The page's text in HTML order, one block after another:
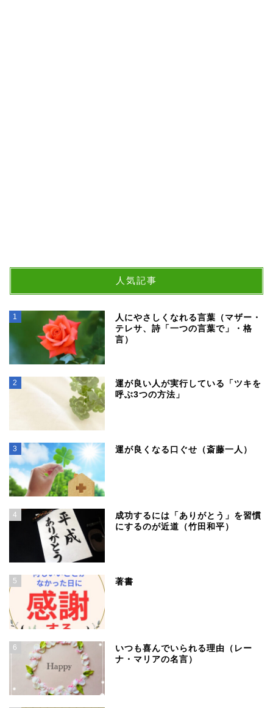
人気記事
1
人にやさしくなれる言葉（マザー・
テレサ、詩「一つの言葉で」・格
言）
2
運が良い人が実行している「ツキを
呼ぶ3つの方法」
3 運が良くなる口ぐせ（斎藤一人）
4
成功するには「ありがとう」を習慣
にするのが近道（竹田和平）
5 著書
6
いつも喜んでいられる理由（レー
ナ・マリアの名言）